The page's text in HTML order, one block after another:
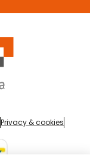
Privacy & cookies